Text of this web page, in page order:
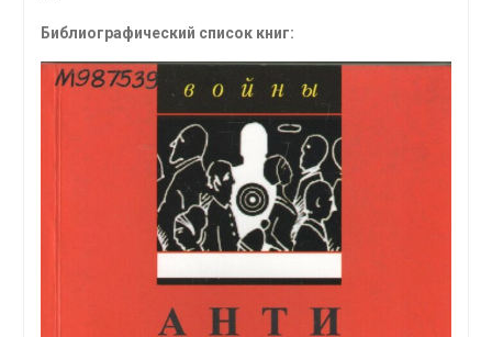
Библиографический список книг: